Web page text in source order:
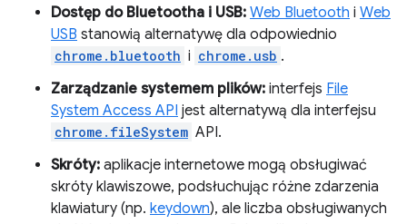
Dostęp do Bluetootha i USB: Web Bluetooth i Web
USB stanowią alternatywę dla odpowiednio
chrome.bluetooth i chrome.usb .
Zarządzanie systemem plików: interfejs File
System Access API jest alternatywą dla interfejsu
chrome.fileSystem API.
Skróty: aplikacje internetowe mogą obsługiwać
skróty klawiszowe, podsłuchując różne zdarzenia
klawiatury (np. keydown), ale liczba obsługiwanych